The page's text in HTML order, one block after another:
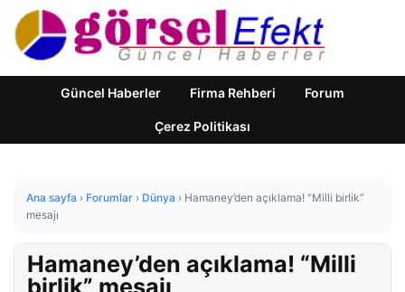
Güncel Haberler Firma Rehberi Forum
Çerez Politikası
Ana sayfa › Forumlar › Dünya › Hamaney’den açıklama! “Milli birlik”
mesajı
Hamaney’den açıklama! “Milli
birlik” mesajı